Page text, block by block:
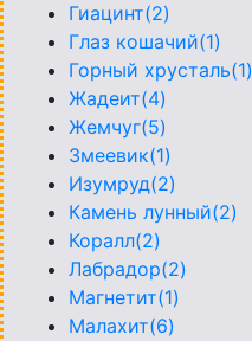
Гиацинт(2)
Глаз кошачий(1)
Горный хрусталь(1)
Жадеит(4)
Жемчуг(5)
Змеевик(1)
Изумруд(2)
Камень лунный(2)
Коралл(2)
Лабрадор(2)
Магнетит(1)
Малахит(6)